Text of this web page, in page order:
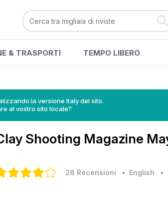
& TRASPORTI TEMPO LIBERO
la versione Italy del sito.
al vostro sito locale?
Shooting Magazine
28 Recensioni • English •